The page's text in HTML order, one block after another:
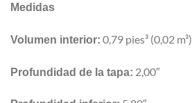
Medidas
Volumen interior: 0,79 pies³ (0,02 m³)
Profundidad de la tapa: 2,00″